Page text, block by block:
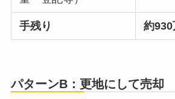
手残り 約930
パターンB：更地にして売却